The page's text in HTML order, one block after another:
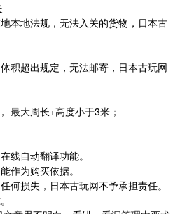
本地法规，无法入关的货物，日本古
积超出规定，无法邮寄，日本古玩网
最大周长+高度小于3米；
线自动翻译功能。
作为购买依据。
何损失，日本古玩网不予承担责任。